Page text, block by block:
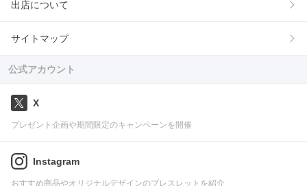
出店について
サイトマップ
公式アカウント
X
プレゼント企画や期間限定のキャンペーンを開催
Instagram
おすすめ商品やオリジナルデザインのブレスレットを紹介